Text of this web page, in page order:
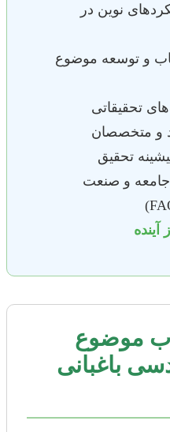
نوین در
و توسعه موضوع
تحقیقاتی
و متخصصان
تحقیق
جامعه و صنعت
موضوع
باغبانی